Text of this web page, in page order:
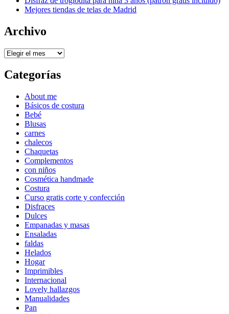
Mejores tiendas de telas de Madrid
Archivo
Archivo
Categorías
About me
Básicos de costura
Bebé
Blusas
carnes
chalecos
Chaquetas
Complementos
con niños
Cosmética handmade
Costura
Curso gratis corte y confección
Disfraces
Dulces
Empanadas y masas
Ensaladas
faldas
Helados
Hogar
Imprimibles
Internacional
Lovely hallazgos
Manualidades
Pan